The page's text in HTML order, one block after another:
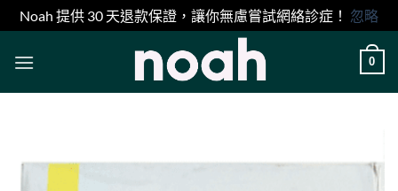
Noah 提供 30 天退款保證，讓你無慮嘗試網絡診症！ 忽略
0